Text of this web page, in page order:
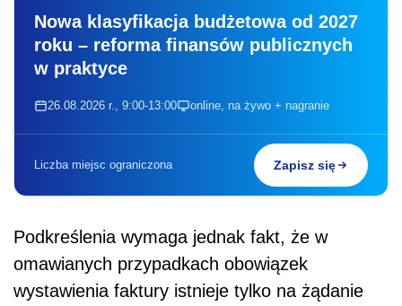
Nowa klasyfikacja budżetowa od 2027
roku – reforma finansów publicznych
w praktyce
26.08.2026 r., 9:00-13:00 online, na żywo + nagranie
Liczba miejsc ograniczona Zapisz się
Podkreślenia wymaga jednak fakt, że w
omawianych przypadkach obowiązek
wystawienia faktury istnieje tylko na żądanie